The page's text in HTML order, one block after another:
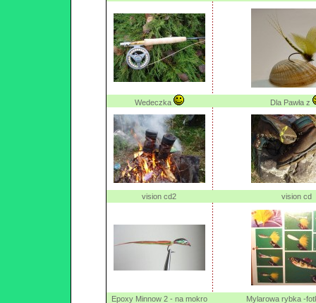
Wedeczka Dla Pawła z
vision cd2 vision cd
Epoxy Minnow 2 - na mokro Mylarowa rybka -